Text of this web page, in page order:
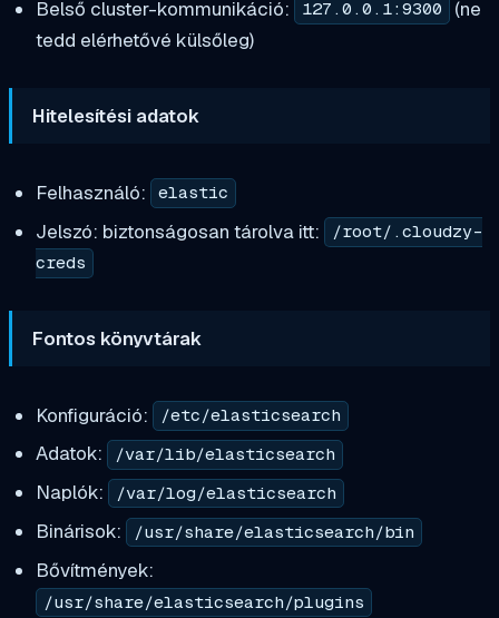
Belső cluster-kommunikáció: 127.0.0.1:9300
(ne
tedd elérhetővé külsőleg)
Hitelesítési adatok
Felhasználó: elastic
Jelszó: biztonságosan tárolva itt:
/root/.cloudzy-
creds
Fontos könyvtárak
Konfiguráció: /etc/elasticsearch
Adatok: /var/lib/elasticsearch
Naplók: /var/log/elasticsearch
Binárisok: /usr/share/elasticsearch/bin
Bővítmények:
/usr/share/elasticsearch/plugins